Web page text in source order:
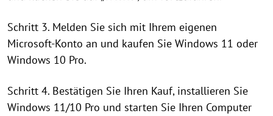
Schritt 3. Melden Sie sich mit Ihrem eigenen
Microsoft-Konto an und kaufen Sie Windows 11 oder
Windows 10 Pro.
Schritt 4. Bestätigen Sie Ihren Kauf, installieren Sie
Windows 11/10 Pro und starten Sie Ihren Computer